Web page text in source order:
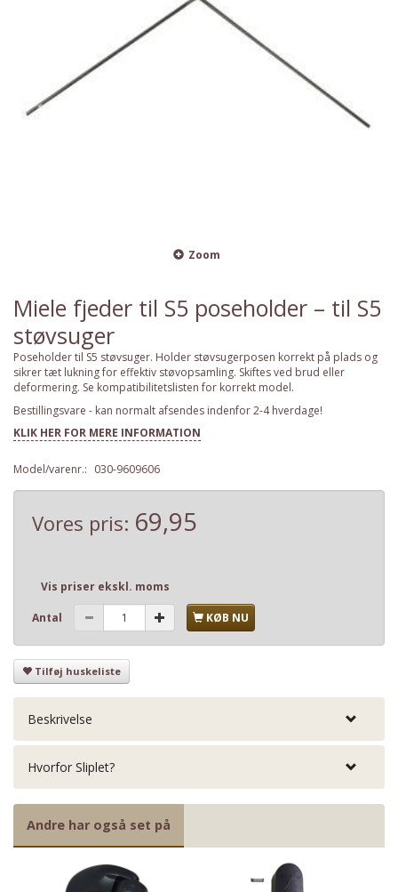
Zoom
Miele fjeder til S5 poseholder – til S5
støvsuger
Poseholder til S5 støvsuger. Holder støvsugerposen korrekt på plads og
sikrer tæt lukning for effektiv støvopsamling. Skiftes ved brud eller
deformering. Se kompatibilitetslisten for korrekt model.
Bestillingsvare - kan normalt afsendes indenfor 2-4 hverdage!
KLIK HER FOR MERE INFORMATION
Model/varenr.: 030-9609606
Vores pris: 69,95
Vis priser ekskl. moms
Antal KØB NU
Tilføj huskeliste
Beskrivelse
Hvorfor Sliplet?
Andre har også set på